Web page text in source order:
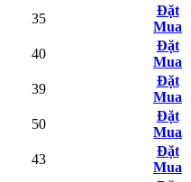
35
Đặt
Mua
40
Đặt
Mua
39
Đặt
Mua
50
Đặt
Mua
43
Đặt
Mua